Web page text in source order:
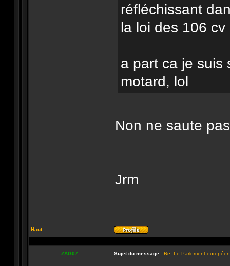
réfléchissant
la loi des 106
a part ca je suis
motard, lol
Non ne saute
Jrm
Haut
Profil
ZAG07 Sujet du message : Re: Le Parlement